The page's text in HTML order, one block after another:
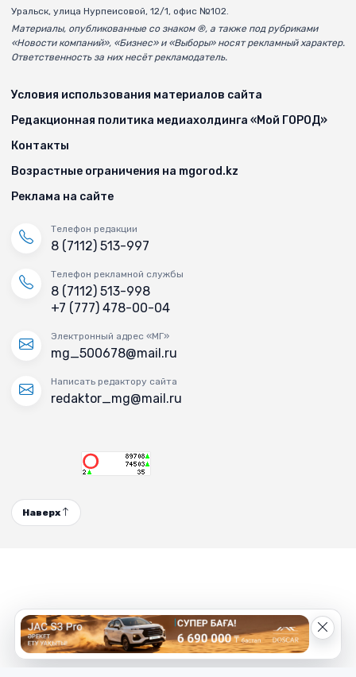
Уральск, улица Нурпеисовой, 12/1, офис №102.
Материалы, опубликованные со знаком ®, а также под рубриками
«Новости компаний», «Бизнес» и «Выборы» носят рекламный характер.
Ответственность за них несёт рекламодатель.
Условия использования материалов сайта
Редакционная политика медиахолдинга «Мой ГОРОД»
Контакты
Возрастные ограничения на mgorod.kz
Реклама на сайте
Телефон редакции
8 (7112) 513-997
Телефон рекламной службы
8 (7112) 513-998
+7 (777) 478-00-04
Электронный адрес «МГ»
mg_500678@mail.ru
Написать редактору сайта
redaktor_mg@mail.ru
Наверх